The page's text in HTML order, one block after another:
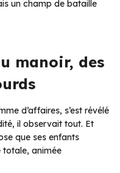
un champ de bataille
manoir, des
d’affaires, s’est révélé
il observait tout. Et
que ses enfants
totale, animée